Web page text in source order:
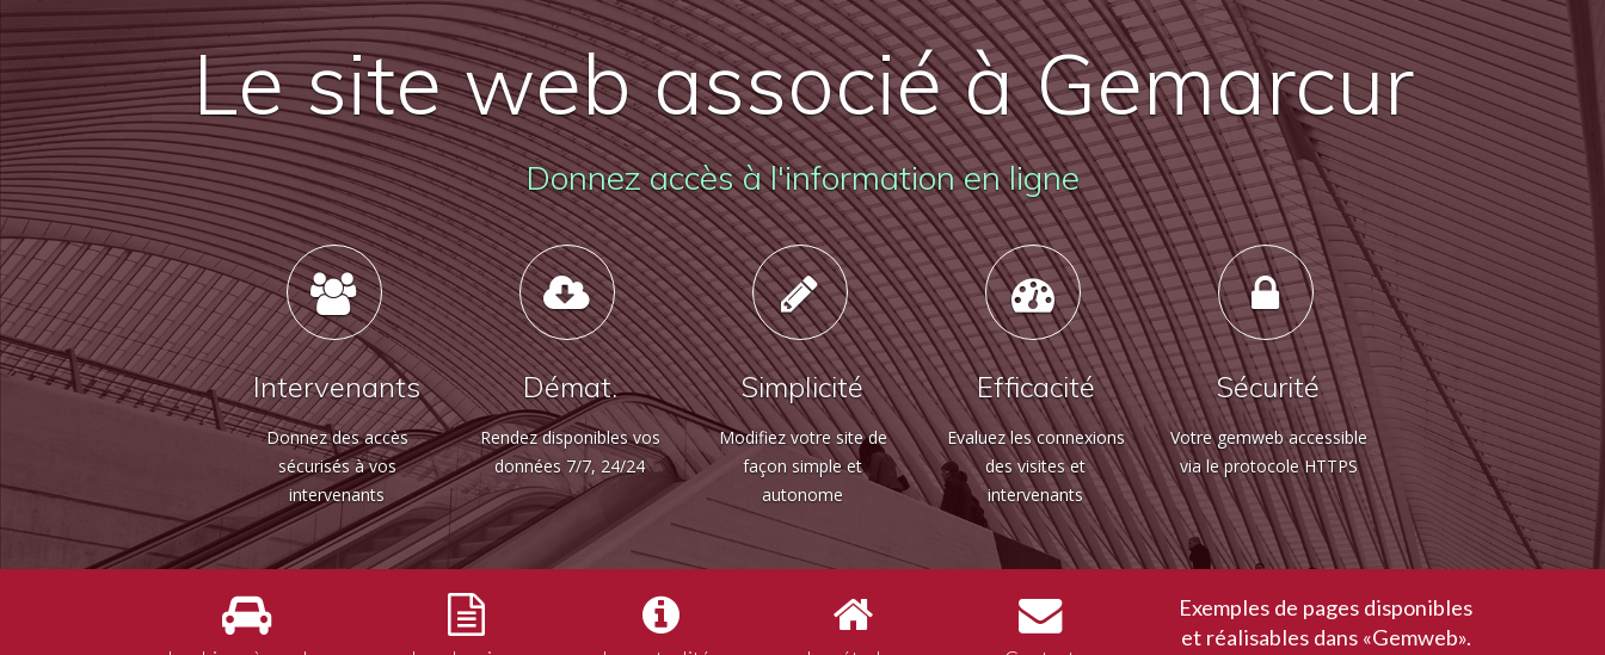
Le site web associé à Gemarcur
Donnez accès à l'information en ligne
Intervenants
Donnez des accès
sécurisés à vos
intervenants
Démat.
Rendez disponibles vos
données 7/7, 24/24
Simplicité
Modifiez votre site de
façon simple et
autonome
Efficacité
Evaluez les connexions
des visites et
intervenants
Sécurité
Votre gemweb accessible
via le protocole HTTPS
Exemples de pages disponibles
et réalisables dans «Gemweb».